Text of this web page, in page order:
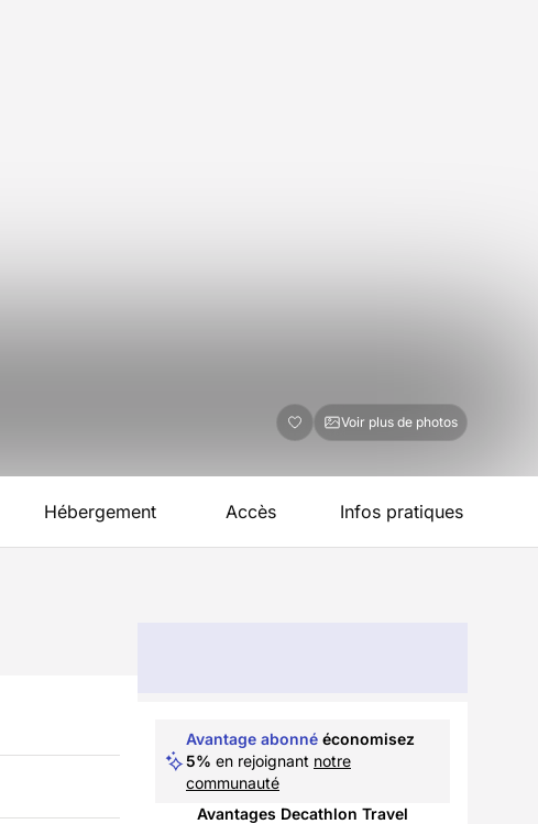
Voir plus de photos
Hébergement Accès Infos pratiques
Avantage abonné économisez
5% en rejoignant notre
communauté
Avantages Decathlon Travel